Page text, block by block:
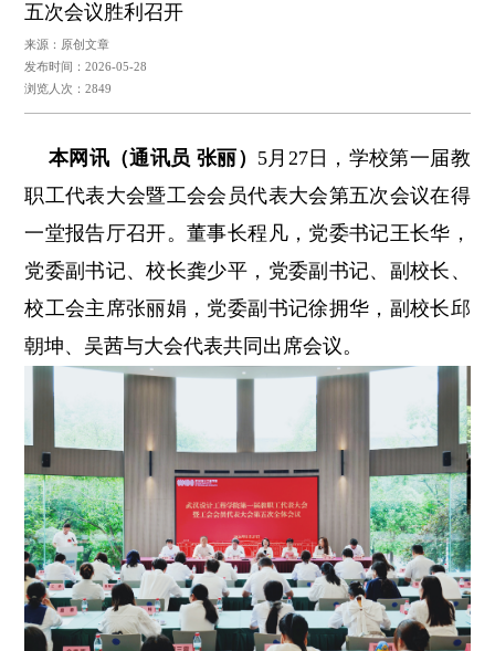
五次会议胜利召开
来源：原创文章
发布时间：2026-05-28
浏览人次：2849
本网讯（通讯员 张丽） 5月27日，学校第一届教
职工代表大会暨工会会员代表大会第五次会议在得
一堂报告厅召开。董事长程凡，党委书记王长华，
党委副书记、校长龚少平，党委副书记、副校长、
校工会主席张丽娟，党委副书记徐拥华，副校长邱
朝坤、吴茜与大会代表共同出席会议。